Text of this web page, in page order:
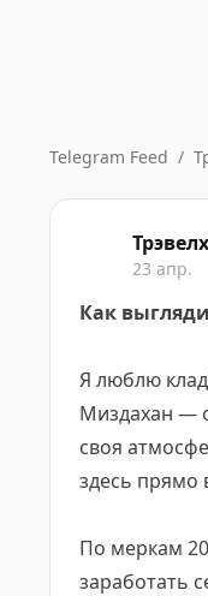
Telegram Feed /
23 апр.
Как
Я люблю
Миздахан —
своя
здесь прямо
По меркам
заработать